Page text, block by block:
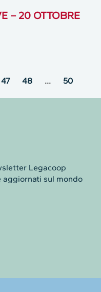
– 20 OTTOBRE
47 48 … 50
Legacoop
aggiornati sul mondo